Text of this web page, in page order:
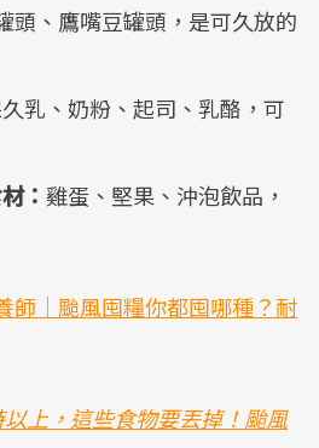
頭、鷹嘴豆罐頭，是可久放的
乳、奶粉、起司、乳酪，可
： 雞蛋、堅果、沖泡飲品，
師｜颱風囤糧你都囤哪種？耐
上，這些食物要丟掉！颱風